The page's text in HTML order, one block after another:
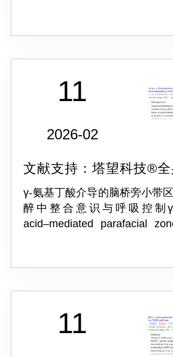
arterial hy...
11
2026-02
文献支持：塔望科技®全
系统 WBP-8MR
γ-氨基丁酸介导的脑桥旁小带
醉中整合意识与呼吸控制γ-
acid–mediated parafacial
11